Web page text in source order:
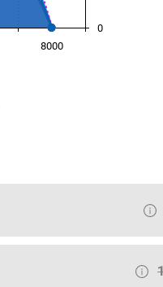
8000
0